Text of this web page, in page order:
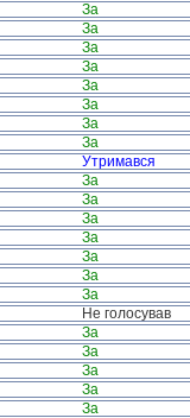
За
За
За
За
За
За
За
За
Утримався
За
За
За
За
За
За
За
Не голосував
За
За
За
За
За